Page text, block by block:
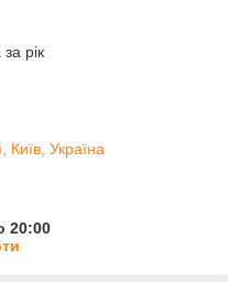
рік
Україна
20:00